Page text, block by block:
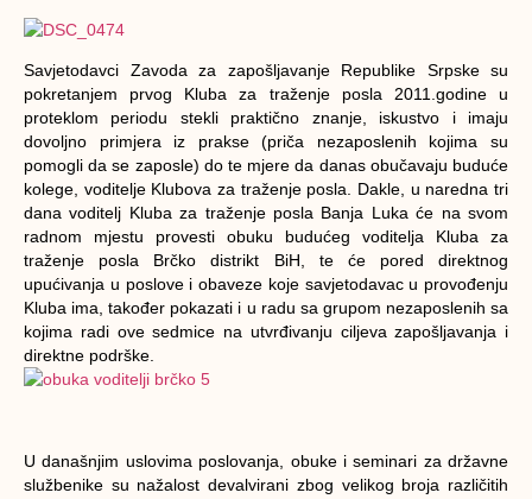
Savjetodavci Zavoda za zapošljavanje Republike Srpske su
pokretanjem prvog Kluba za traženje posla 2011.godine u
proteklom periodu stekli praktično znanje, iskustvo i imaju
dovoljno primjera iz prakse (priča nezaposlenih kojima su
pomogli da se zaposle) do te mjere da danas obučavaju buduće
kolege, voditelje Klubova za traženje posla. Dakle, u naredna tri
dana voditelj Kluba za traženje posla Banja Luka će na svom
radnom mjestu provesti obuku budućeg voditelja Kluba za
traženje posla Brčko distrikt BiH, te će pored direktnog
upućivanja u poslove i obaveze koje savjetodavac u provođenju
Kluba ima, također pokazati i u radu sa grupom nezaposlenih sa
kojima radi ove sedmice na utvrđivanju ciljeva zapošljavanja i
direktne podrške.
U današnjim uslovima poslovanja, obuke i seminari za državne
službenike su nažalost devalvirani zbog velikog broja različitih